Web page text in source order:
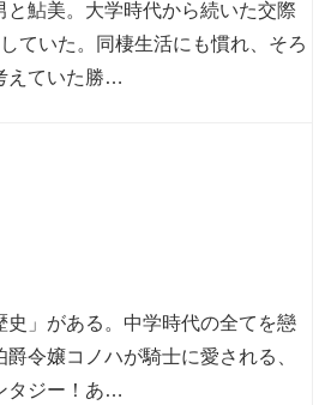
と鮎美。大学時代から続いた交際
ていた。同棲生活にも慣れ、そろ
えていた勝…
史」がある。中学時代の全てを戀
令嬢コノハが騎士に愛される、
タジー！あ…